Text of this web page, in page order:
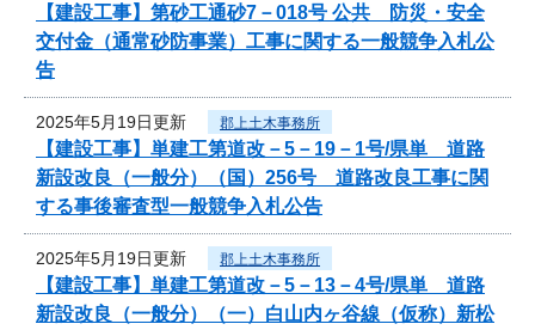
【建設工事】第砂工通砂7－018号 公共 防災・安全
交付金（通常砂防事業）工事に関する一般競争入札公
告
2025年5月19日更新 郡上土木事務所
【建設工事】単建工第道改－5－19－1号/県単 道路
新設改良（一般分）（国）256号 道路改良工事に関
する事後審査型一般競争入札公告
2025年5月19日更新 郡上土木事務所
【建設工事】単建工第道改－5－13－4号/県単 道路
新設改良（一般分）（一）白山内ヶ谷線（仮称）新松